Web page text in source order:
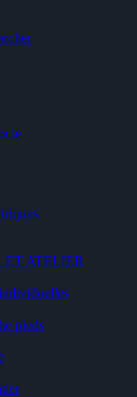
ET ATELIER
pieds